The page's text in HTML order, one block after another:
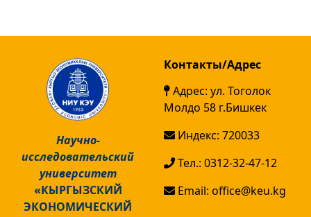
Научно-
исследовательский
университет
«КЫРГЫЗСКИЙ
ЭКОНОМИЧЕСКИЙ
Контакты/Адрес
Адрес: ул. Тоголок
Молдо 58 г.Бишкек
Индекс: 720033
Тел.: 0312-32-47-12
Email: office@keu.kg